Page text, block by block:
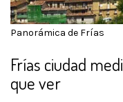
Panorámica de Frías
Frías ciudad
que ver